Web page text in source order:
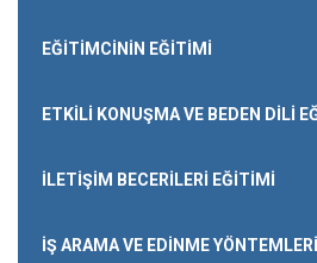
EĞITIMCININ EĞITIMI
ETKILI KONUŞMA VE BEDEN DILI
İLETIŞIM BECERILERI EĞITIMI
İŞ ARAMA VE EDINME YÖNTEMLERI